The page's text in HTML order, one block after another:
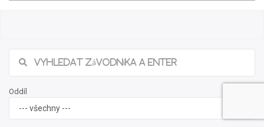
neděle
Popis chyby (max. 255 znaků):